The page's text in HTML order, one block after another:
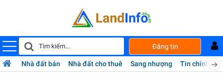
Đăng tin
Nhà đất bán Nhà đất cho thuê Sang nhượng Tin chính chủ